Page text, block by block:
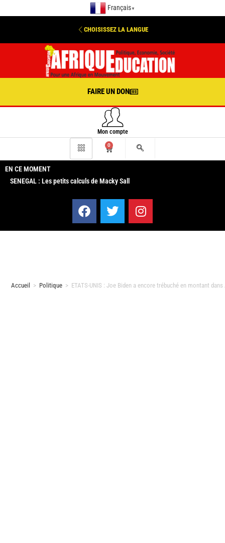
Français ▼
CHOISISSEZ LA LANGUE
FAIRE UN DON
Mon compte
0
EN CE MOMENT
SENEGAL : Les petits calculs de Macky Sall
Accueil > Politique > ETATS-UNIS : Joe Biden a encore trébuché en montant